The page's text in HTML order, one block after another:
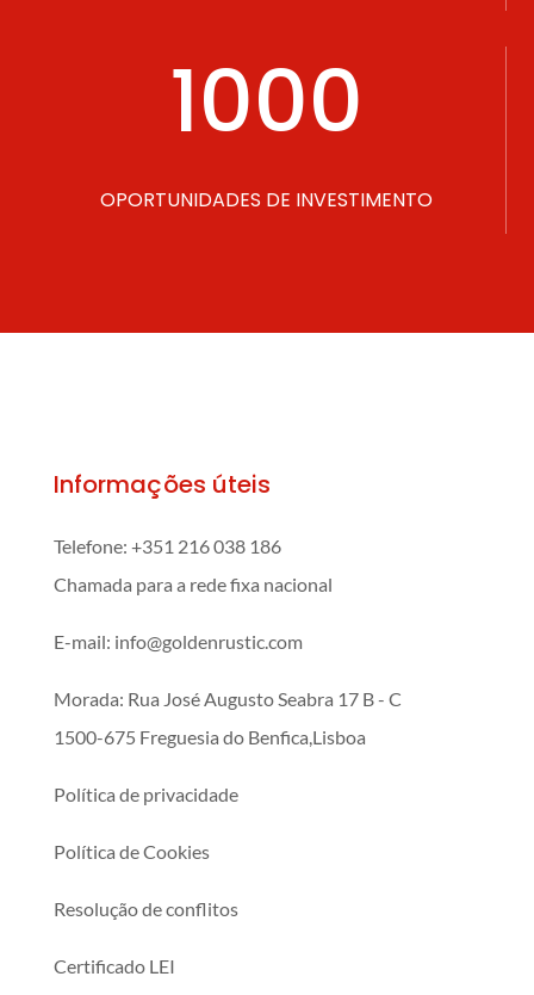
1000
OPORTUNIDADES DE INVESTIMENTO
Informações úteis
Telefone: +351 216 038 186
Chamada para a rede fixa nacional
E-mail: info@goldenrustic.com
Morada: Rua José Augusto Seabra 17 B - C
1500-675 Freguesia do Benfica,Lisboa
Política de privacidade
Política de Cookies
Resolução de conflitos
Certificado LEI